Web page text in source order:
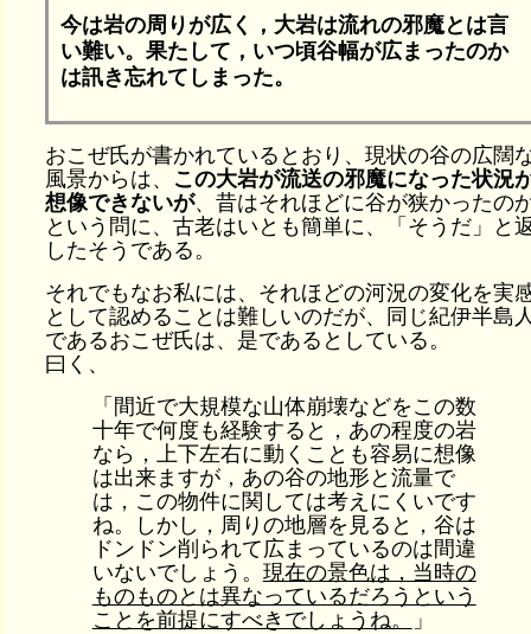
今は岩の周りが広く，大岩は流れの邪魔とは言
い難い。果たして，いつ頃谷幅が広まったのか
は訊き忘れてしまった。
おこぜ氏が書かれているとおり、現状の谷の広闊
風景からは、
この大岩が流送の邪魔になった状況
想像できないが、昔はそれほどに谷が狭かったの
という問に、古老はいとも簡単に、「そうだ」と
したそうである。
それでもなお私には、それほどの河況の変化を実
として認めることは難しいのだが、同じ紀伊半島
であるおこぜ氏は、是であるとしている。
曰く、
「間近で大規模な山体崩壊などをこの数
十年で何度も経験すると，あの程度の岩
なら，上下左右に動くことも容易に想像
は出来ますが，あの谷の地形と流量で
は，この物件に関しては考えにくいです
ね。しかし，周りの地層を見ると，谷は
ドンドン削られて広まっているのは間違
いないでしょう。 現在の景色は，当時の
ものものとは異なっているだろうという
ことを前提にすべきでしょうね。
」